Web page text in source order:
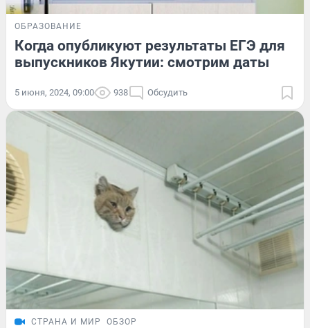
ОБРАЗОВАНИЕ
Когда опубликуют результаты ЕГЭ для
выпускников Якутии: смотрим даты
5 июня, 2024, 09:00 938 Обсудить
СТРАНА И МИР ОБЗОР